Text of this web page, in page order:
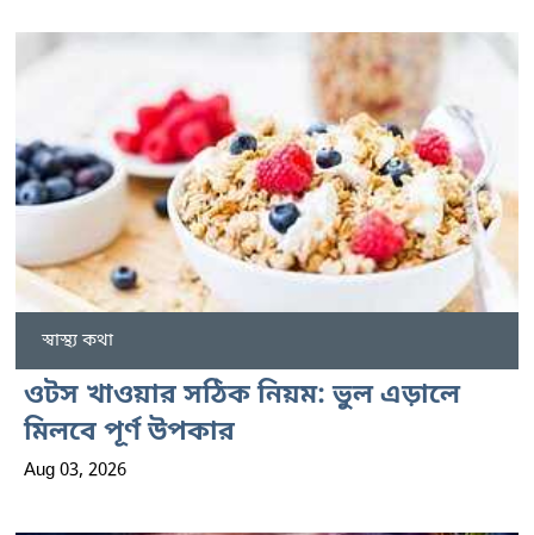
স্বাস্থ্য কথা
ওটস খাওয়ার সঠিক নিয়ম: ভুল এড়ালে
মিলবে পূর্ণ উপকার
Aug 03, 2026